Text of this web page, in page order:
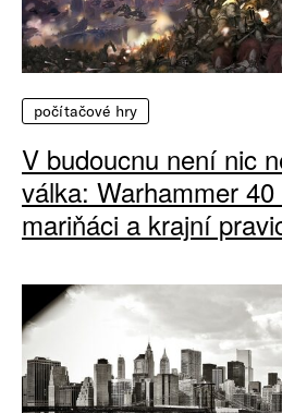
počítačové hry
V budoucnu není nic
válka: Warhammer
mariňáci a krajní